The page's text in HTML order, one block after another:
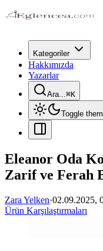
Kategoriler
Hakkımızda
Yazarlar
Ara...⌘K
Toggle
Eleanor Oda
Zarif ve Ferah
Zara Yelken·02.09.2025,
Ürün Karşılaştırmaları